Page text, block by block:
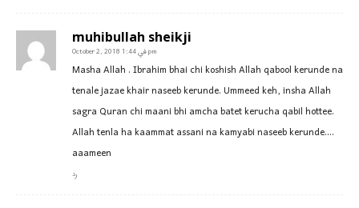
muhibullah sheikji
October 2, 2018 في 1:44 pm
Masha Allah . Ibrahim bhai chi koshish Allah qabool kerunde na
tenale jazae khair naseeb kerunde. Ummeed keh, insha Allah
sagra Quran chi maani bhi amcha batet kerucha qabil hottee.
Allah tenla ha kaammat assani na kamyabi naseeb kerunde….
aaameen
رد